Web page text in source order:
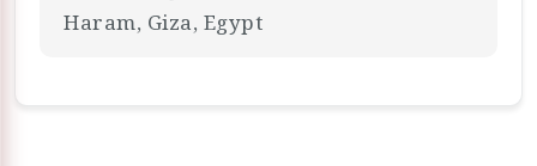
Haram, Giza, Egypt